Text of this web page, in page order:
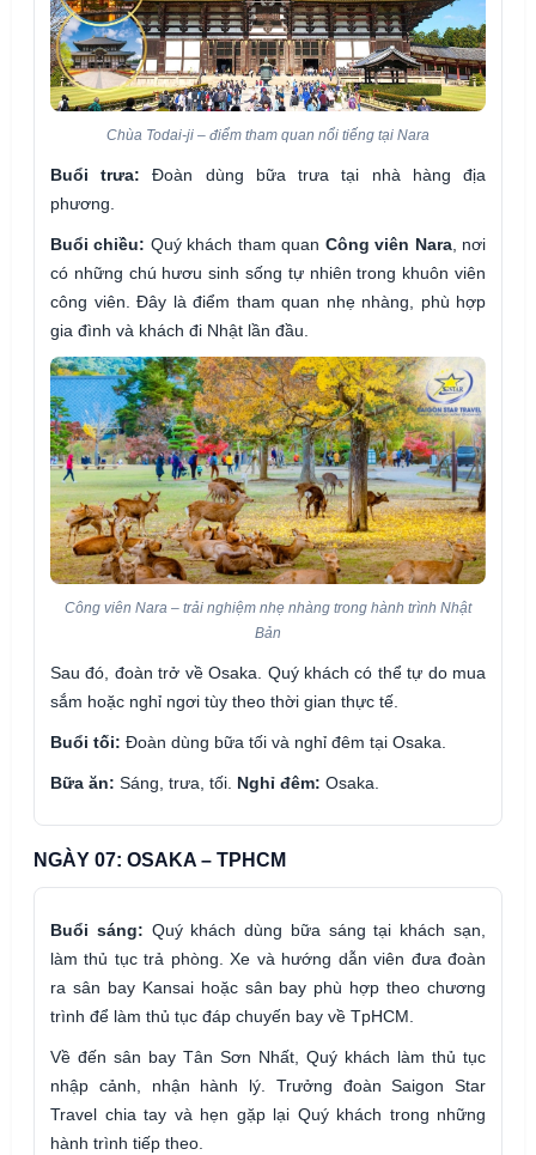
Chùa Todai-ji – điểm tham quan nổi tiếng tại Nara
Buổi trưa: Đoàn dùng bữa trưa tại nhà hàng địa
phương.
Buổi chiều: Quý khách tham quan Công viên Nara, nơi
có những chú hươu sinh sống tự nhiên trong khuôn viên
công viên. Đây là điểm tham quan nhẹ nhàng, phù hợp
gia đình và khách đi Nhật lần đầu.
Công viên Nara – trải nghiệm nhẹ nhàng trong hành trình Nhật
Bản
Sau đó, đoàn trở về Osaka. Quý khách có thể tự do mua
sắm hoặc nghỉ ngơi tùy theo thời gian thực tế.
Buổi tối: Đoàn dùng bữa tối và nghỉ đêm tại Osaka.
Bữa ăn: Sáng, trưa, tối. Nghỉ đêm: Osaka.
NGÀY 07: OSAKA – TPHCM
Buổi sáng: Quý khách dùng bữa sáng tại khách sạn,
làm thủ tục trả phòng. Xe và hướng dẫn viên đưa đoàn
ra sân bay Kansai hoặc sân bay phù hợp theo chương
trình để làm thủ tục đáp chuyến bay về TpHCM.
Về đến sân bay Tân Sơn Nhất, Quý khách làm thủ tục
nhập cảnh, nhận hành lý. Trưởng đoàn Saigon Star
Travel chia tay và hẹn gặp lại Quý khách trong những
hành trình tiếp theo.